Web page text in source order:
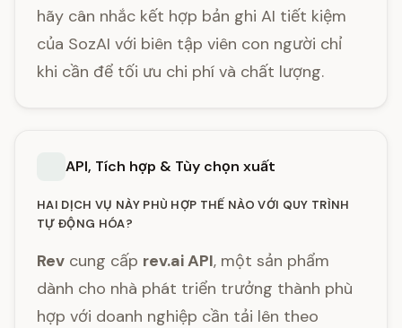
hãy cân nhắc kết hợp bản ghi AI tiết kiệm
của SozAI với biên tập viên con người chỉ
khi cần để tối ưu chi phí và chất lượng.
API, Tích hợp & Tùy chọn xuất
HAI DỊCH VỤ NÀY PHÙ HỢP THẾ NÀO VỚI QUY TRÌNH
TỰ ĐỘNG HÓA?
Rev cung cấp rev.ai API, một sản phẩm
dành cho nhà phát triển trưởng thành phù
hợp với doanh nghiệp cần tải lên theo